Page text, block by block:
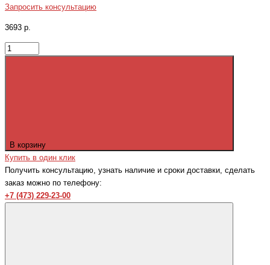
Запросить консультацию
3693 р.
В корзину
Купить в один клик
Получить консультацию, узнать наличие и сроки доставки, сделать
заказ можно по телефону:
+7 (473) 229-23-00